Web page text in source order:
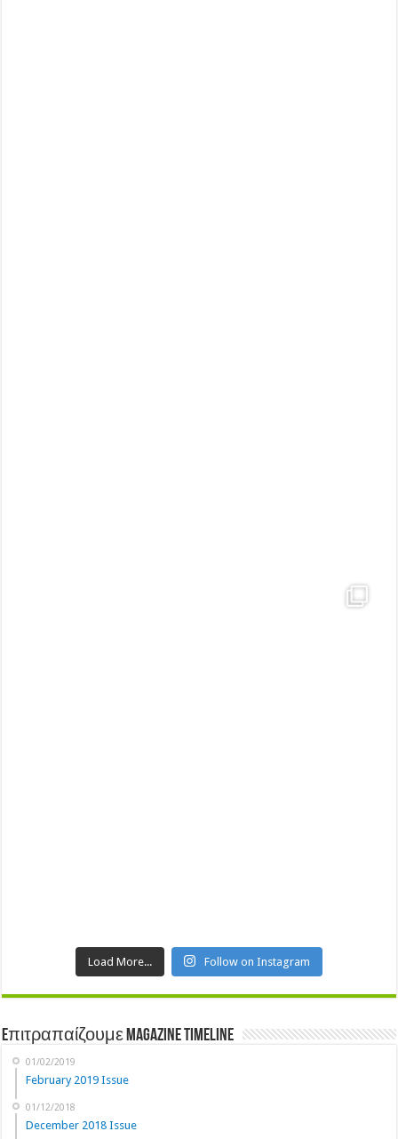
Load More... Follow on Instagram
Eπιτραπαίζουμε Magazine Timeline
01/02/2019
February 2019 Issue
01/12/2018
December 2018 Issue